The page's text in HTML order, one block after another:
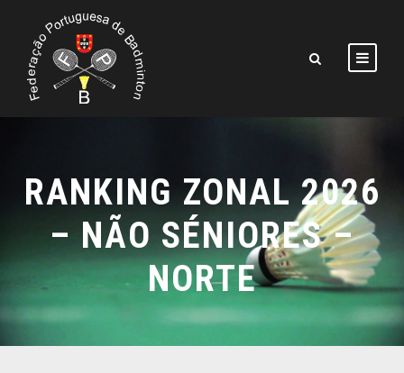
RANKING ZONAL 2026
– NÃO SÉNIORES –
NORTE